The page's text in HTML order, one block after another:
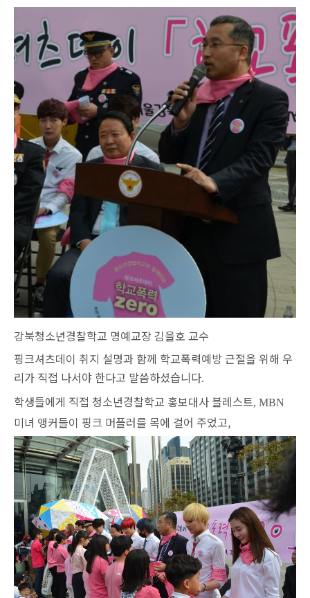
강북청소년경찰학교 명예교장 김을호 교수
핑크셔츠데이 취지 설명과 함께 학교폭력예방 근절을 위해 우
리가 직접 나서야 한다고 말씀하셨습니다.
학생들에게 직접 청소년경찰학교 홍보대사 블레스트, MBN
미녀 앵커들이 핑크 머플러를 목에 걸어 주었고,